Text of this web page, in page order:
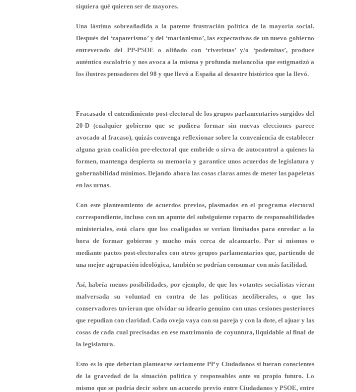
siquiera qué quieren ser de mayores.
Una lástima sobreañadida a la patente frustración política de la mayoría social.
Después del ‘zapaterismo’ y del ‘marianismo’, las expectativas de un nuevo gobierno
entreverado del PP-PSOE o aliñado con ‘riveristas’ y/o ‘podemitas’, produce
auténtico escalofrío y nos avoca a la misma y profunda melancolía que estigmatizó a
los ilustres pensadores del 98 y que llevó a España al desastre histórico que la llevó.
Fracasado el entendimiento post-electoral de los grupos parlamentarios surgidos del
20-D (cualquier gobierno que se pudiera formar sin nuevas elecciones parece
avocado al fracaso), quizás convenga reflexionar sobre la conveniencia de establecer
alguna gran coalición pre-electoral que embride o sirva de autocontrol a quienes la
formen, mantenga despierta su memoria y garantice unos acuerdos de legislatura y
gobernabilidad mínimos. Dejando ahora las cosas claras antes de meter las papeletas
en las urnas.
Con este planteamiento de acuerdos previos, plasmados en el programa electoral
correspondiente, incluso con un apunte del subsiguiente reparto de responsabilidades
ministeriales, está claro que los coaligados se verían limitados para enredar a la
hora de formar gobierno y mucho más cerca de alcanzarlo. Por sí mismos o
mediante pactos post-electorales con otros grupos parlamentarios que, partiendo de
una mejor agrupación ideológica, también se podrían consumar con más facilidad.
Así, habría menos posibilidades, por ejemplo, de que los votantes socialistas vieran
malversada su voluntad en contra de las políticas neoliberales, o que los
conservadores tuvieran que olvidar su ideario genuino con unas cesiones posteriores
que repudian con claridad. Cada oveja vaya con su pareja y con la dote, el ajuar y las
cosas de cada cual precisadas en ese matrimonio de coyuntura, liquidable al final de
la legislatura.
Esto es lo que deberían plantearse seriamente PP y Ciudadanos si fueran conscientes
de la gravedad de la situación política y responsables ante su propio futuro. Lo
mismo que se podría decir sobre un acuerdo previo entre Ciudadanos y PSOE, entre